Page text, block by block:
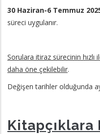
30 Haziran-6 Temmuz
süreci uygulanır.
Sorulara itiraz sürecinin
daha öne çekilebilir.
Değişen tarihler olduğunda
Kitapçıklara